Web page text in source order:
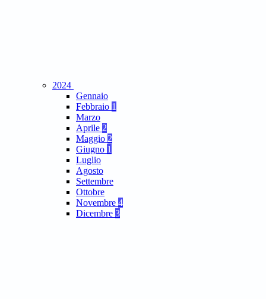
2024
Gennaio
Febbraio 1
Marzo
Aprile 2
Maggio 2
Giugno 1
Luglio
Agosto
Settembre
Ottobre
Novembre 4
Dicembre 3